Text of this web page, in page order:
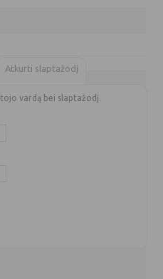
Atkurti slaptažodį
vardą bei slaptažodį.